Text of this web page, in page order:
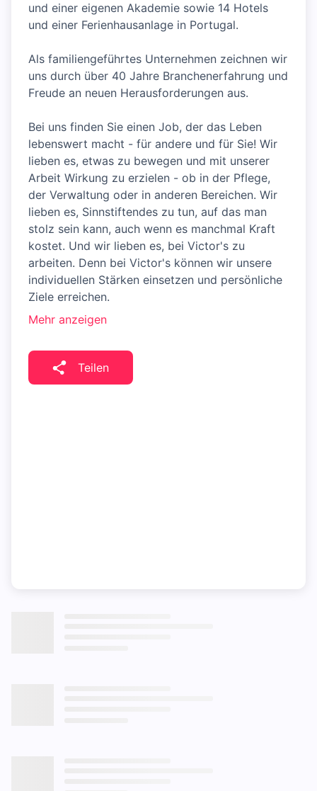
und einer eigenen Akademie sowie 14 Hotels
und einer Ferienhausanlage in Portugal.
Als familiengeführtes Unternehmen zeichnen wir
uns durch über 40 Jahre Branchenerfahrung und
Freude an neuen Herausforderungen aus.
Bei uns finden Sie einen Job, der das Leben
lebenswert macht - für andere und für Sie! Wir
lieben es, etwas zu bewegen und mit unserer
Arbeit Wirkung zu erzielen - ob in der Pflege,
der Verwaltung oder in anderen Bereichen. Wir
lieben es, Sinnstiftendes zu tun, auf das man
stolz sein kann, auch wenn es manchmal Kraft
kostet. Und wir lieben es, bei Victor's zu
arbeiten. Denn bei Victor's können wir unsere
individuellen Stärken einsetzen und persönliche
Ziele erreichen.
Mehr anzeigen
Teilen